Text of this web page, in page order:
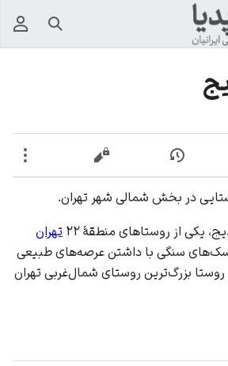
جستجو
نمایش تاریخچهنمایش مبدأ
در بخش شمالی شهر تهران.
یکی از روستاهای منطقهٔ ۲۲
تهران
سنگی با داشتن عرصه‌های طبیعی
بزرگ‌ترین روستای شمال‌غربی تهران